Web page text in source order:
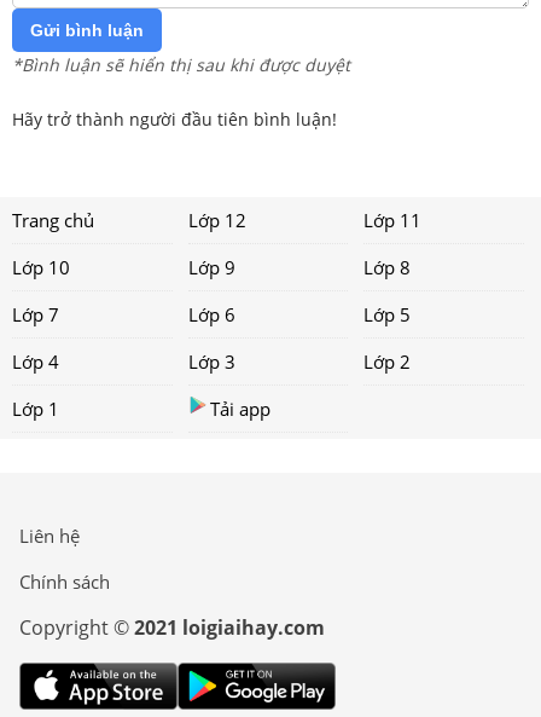
Gửi bình luận
*Bình luận sẽ hiển thị sau khi được duyệt
Hãy trở thành người đầu tiên bình luận!
Trang chủ Lớp 12
Lớp 11
Lớp 10
Lớp 9
Lớp 8
Lớp 7
Lớp 6
Lớp 5
Lớp 4
Lớp 3
Lớp 2
Lớp 1
Tải app
Liên hệ
Chính sách
Copyright ©2021 loigiaihay.com